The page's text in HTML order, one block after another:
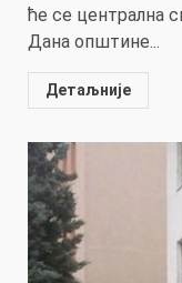
ће се централна
Дана општине...
Детаљније